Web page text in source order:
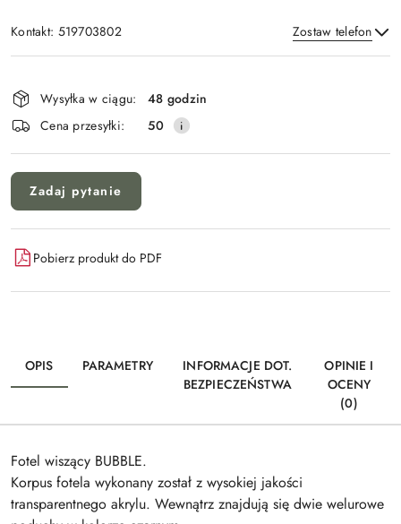
Kontakt: 519703802 Zostaw telefon
i
dostawa
Wysyłka w ciągu:
48 godzin
Cena przesyłki:
50
Zadaj pytanie
Pobierz produkt do PDF
OPIS PARAMETRY
INFORMACJE DOT.
BEZPIECZEŃSTWA
OPINIE I
OCENY
(0)
Fotel wiszący BUBBLE.
Korpus fotela wykonany został z wysokiej jakości
transparentnego akrylu. Wewnątrz znajdują się dwie welurowe